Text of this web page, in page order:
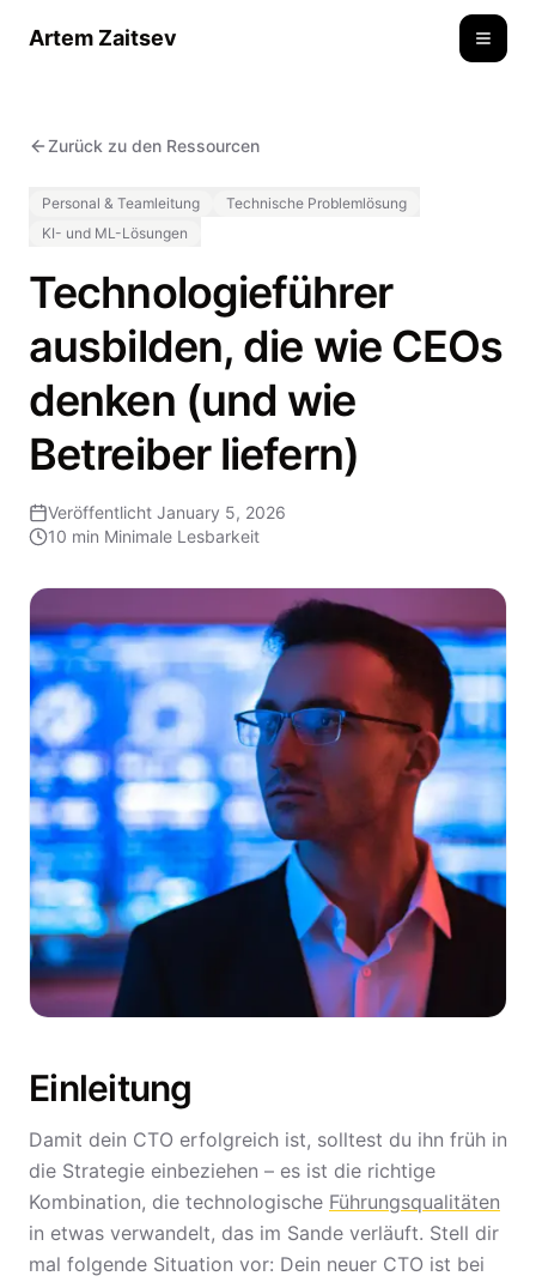
Artem Zaitsev
Zurück zu den Ressourcen
Personal & Teamleitung
Technische Problemlösung
KI- und ML-Lösungen
Technologieführer
ausbilden, die wie CEOs
denken (und wie
Betreiber liefern)
Veröffentlicht January 5, 2026
10 min Minimale Lesbarkeit
Einleitung
Damit dein CTO erfolgreich ist, solltest du ihn früh in
die Strategie einbeziehen – es ist die richtige
Kombination, die technologische Führungsqualitäten
in etwas verwandelt, das im Sande verläuft. Stell dir
mal folgende Situation vor: Dein neuer CTO ist bei